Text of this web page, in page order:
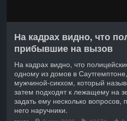
На кадрах видно, что
прибывшие на вызов
На кадрах видно, что
одному из домов в
мужчиной-сикхом, который
затем подходят к лежащему на
задать ему несколько вопросов,
него наручники.